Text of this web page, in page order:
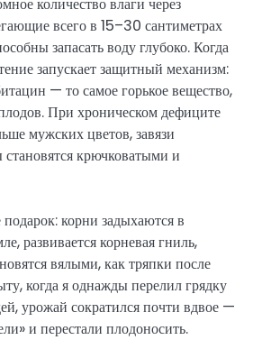
всего в 15–30 сантиметрах
запасать воду глубоко. Когда
запускает защитный механизм:
— то самое горькое вещество,
При хроническом дефиците
мужских цветов, завязи
крючковатыми и
корни задыхаются в
развивается корневая гниль,
вялыми, как тряпки после
когда я однажды перелил грядку
урожай сократился почти вдвое —
и перестали плодоносить.